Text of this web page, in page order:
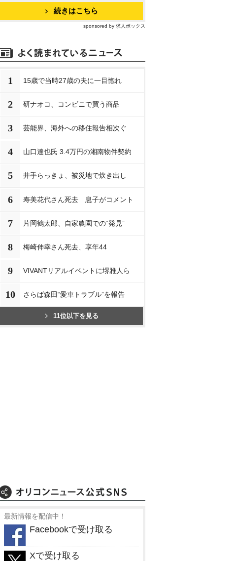
続きはこちら
sponsored by 求人ボックス
1 15歳で当時27歳の夫に一目惚れ
2 研ナオコ、コンビニで買う商品
3 芸能界、海外への移住報告相次ぐ
4 山口達也氏 3.4万円の湘南物件契約
5 井手らっきょ、被災地で炊き出し
6 寿美花代さん死去 息子がコメント
7 片岡鶴太郎、自家農園での“発見”
8 梅崎伸幸さん死去、享年44
9 VIVANTリアルイベントに堺雅人ら
10 さらば森田“愛車トラブル”を報告
11位以下を見る
最新情報を配信中！
Facebookで受け取る
Xで受け取る